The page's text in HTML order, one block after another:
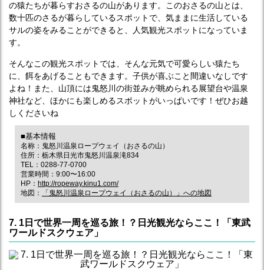
の猿たちが暮らすおさるの山があります。このおさるの山とは、
数十匹のさるが暮らしているスポットで、気ままに生活している
サルの姿をみることができると、人気観光スポットになっていま
す。
そんなこの観光スポットでは、そんな元気で可愛らしい猿たち
に、餌をあげることもできます。子供が喜ぶこと間違いなしです
よね！また、山頂には鬼怒川の街並みが眺められる展望台や温泉
神社など、ほかにも楽しめるスポットがいっぱいです！ぜひお越
しくださいね
■基本情報
名称：鬼怒川温泉ロープウェイ（おさるの山）
住所：栃木県日光市鬼怒川温泉滝834
TEL：0288-77-0700
営業時間：9:00〜16:00
HP： http://ropeway.kinu1.com/
地図：
「鬼怒川温泉ロープウェイ（おさるの山）」への地図
7. 1日で世界一周を巡る旅！？日光観光ならここ！「東武
ワールドスクウェア」